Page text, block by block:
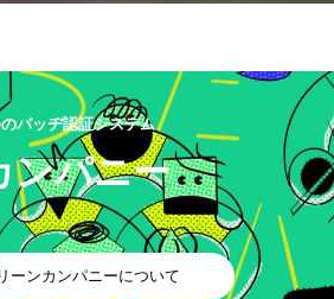
バッヂ認証システム
ンパニー
ーンカンパニーについて